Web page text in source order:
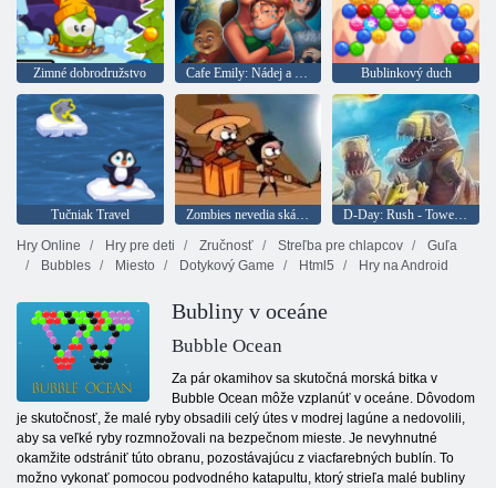
Zimné dobrodružstvo Cafe Emily: Nádej a obavy Bublinkový duch
Tučniak Travel Zombies nevedia skákať
D-Day: Rush - Tower Defense
Hry Online
Hry pre deti Zručnosť Streľba pre chlapcov
Guľa
Bubbles
Miesto Dotykový Game Html5 Hry na Android
Bubliny v oceáne
Bubble Ocean
Za pár okamihov sa skutočná morská bitka v
Bubble Ocean môže vzplanúť v oceáne. Dôvodom
je skutočnosť, že malé ryby obsadili celý útes v modrej lagúne a nedovolili,
aby sa veľké ryby rozmnožovali na bezpečnom mieste. Je nevyhnutné
okamžite odstrániť túto obranu, pozostávajúcu z viacfarebných bublín. To
možno vykonať pomocou podvodného katapultu, ktorý strieľa malé bubliny